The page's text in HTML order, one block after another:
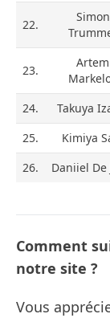
22.
Simon
23.
Artem
24. Takuya
25.
Kimiya
26.
Daniiel De
Comment
notre site ?
Vous